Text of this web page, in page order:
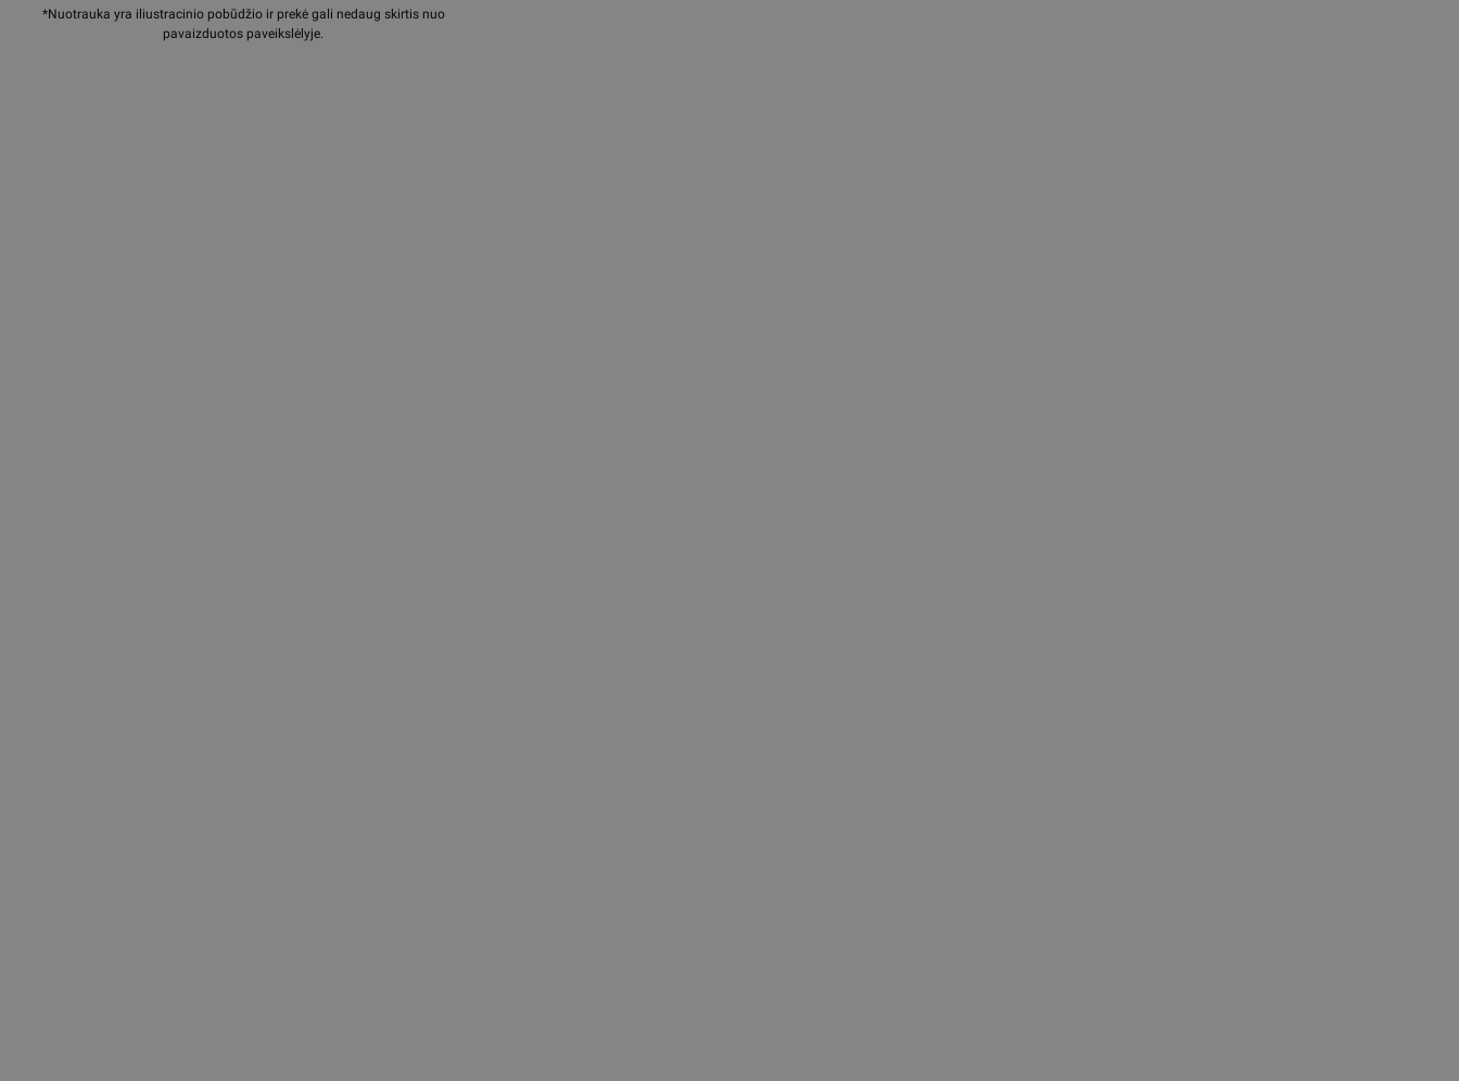
*Nuotrauka yra iliustracinio pobūdžio ir prekė gali nedaug skirtis nuo
pavaizduotos paveikslėlyje.